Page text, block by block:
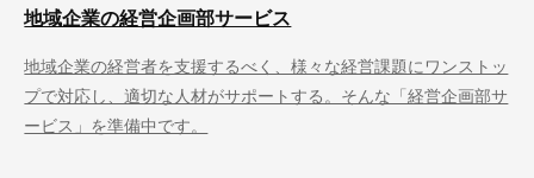
地域企業の経営企画部サービス
地域企業の経営者を支援するべく、様々な経営課題にワンストッ
プで対応し、適切な人材がサポートする。そんな「経営企画部サ
ービス」を準備中です。